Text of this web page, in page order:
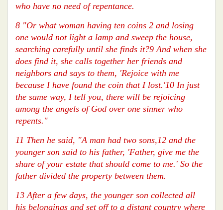
who have no need of repentance.
8 "Or what woman having ten coins 2 and losing
one would not light a lamp and sweep the house,
searching carefully until she finds it?9 And when she
does find it, she calls together her friends and
neighbors and says to them, 'Rejoice with me
because I have found the coin that I lost.'10 In just
the same way, I tell you, there will be rejoicing
among the angels of God over one sinner who
repents."
11 Then he said, "A man had two sons,12 and the
younger son said to his father, 'Father, give me the
share of your estate that should come to me.' So the
father divided the property between them.
13 After a few days, the younger son collected all
his belongings and set off to a distant country where